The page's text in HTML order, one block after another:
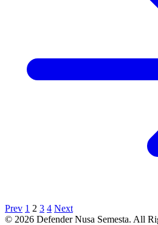
Prev 1 2 3 4 Next
© 2026 Defender Nusa Semesta. All